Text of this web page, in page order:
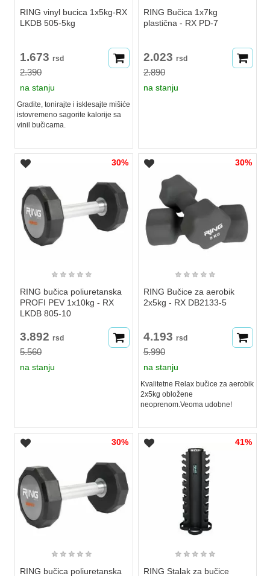
RING vinyl bucica 1x5kg-RX
LKDB 505-5kg
1.673 rsd
2.390
na stanju
Gradite, tonirajte i isklesajte mišiće
istovremeno sagorite kalorije sa
vinil bučicama.
RING Bučica 1x7kg
plastična - RX PD-7
2.023 rsd
2.890
na stanju
30%
★ ★ ★ ★ ★
RING bučica poliuretanska
PROFI PEV 1x10kg - RX
LKDB 805-10
3.892 rsd
5.560
na stanju
30%
★ ★ ★ ★ ★
RING Bučice za aerobik
2x5kg - RX DB2133-5
4.193 rsd
5.990
na stanju
Kvalitetne Relax bučice za aerobik
2x5kg obložene
neoprenom.Veoma udobne!
30%
★ ★ ★ ★ ★
RING bučica poliuretanska
41%
★ ★ ★ ★ ★
RING Stalak za bučice